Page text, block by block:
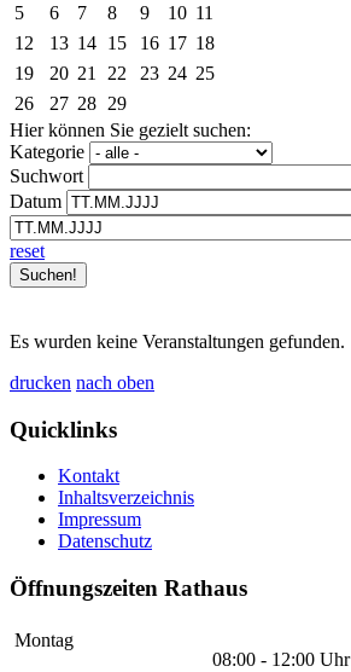
5
6 7 8 9 10 11
12
13 14 15 16 17 18
19
20 21 22 23 24 25
26
27 28 29
Hier können Sie gezielt suchen:
Kategorie
Suchwort
Datum
reset
Es wurden keine Veranstaltungen gefunden.
drucken nach oben
Quicklinks
Kontakt
Inhaltsverzeichnis
Impressum
Datenschutz
Öffnungszeiten Rathaus
Montag
08:00 - 12:00 Uhr